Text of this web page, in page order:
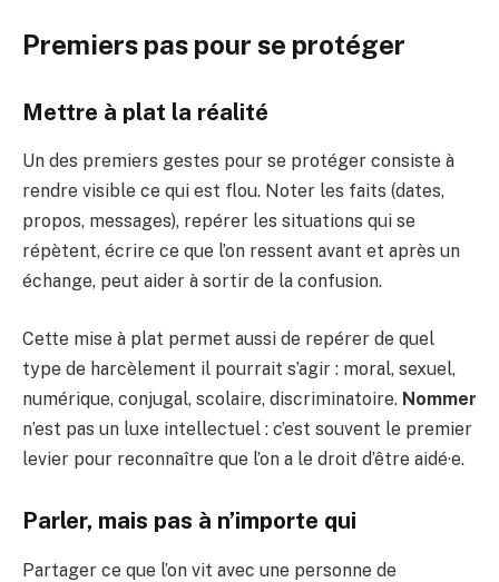
Premiers pas pour se protéger
Mettre à plat la réalité
Un des premiers gestes pour se protéger consiste à
rendre visible ce qui est flou. Noter les faits (dates,
propos, messages), repérer les situations qui se
répètent, écrire ce que l’on ressent avant et après un
échange, peut aider à sortir de la confusion.
Cette mise à plat permet aussi de repérer de quel
type de harcèlement il pourrait s’agir : moral, sexuel,
numérique, conjugal, scolaire, discriminatoire. Nommer
n’est pas un luxe intellectuel : c’est souvent le premier
levier pour reconnaître que l’on a le droit d’être aidé·e.
Parler, mais pas à n’importe qui
Partager ce que l’on vit avec une personne de